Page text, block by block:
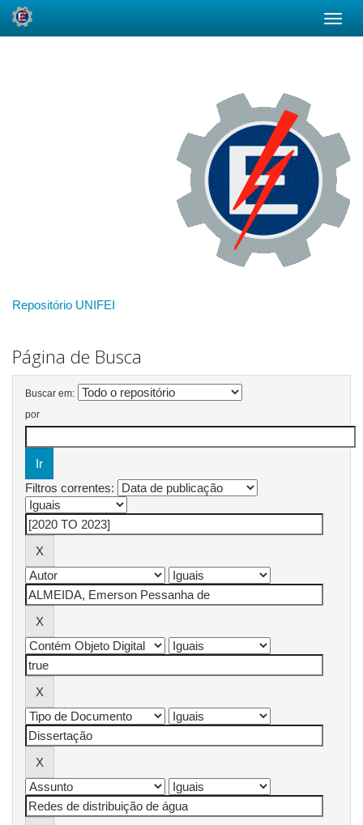
Repositório UNIFEI
Página de Busca
Buscar em:
por
Filtros correntes: